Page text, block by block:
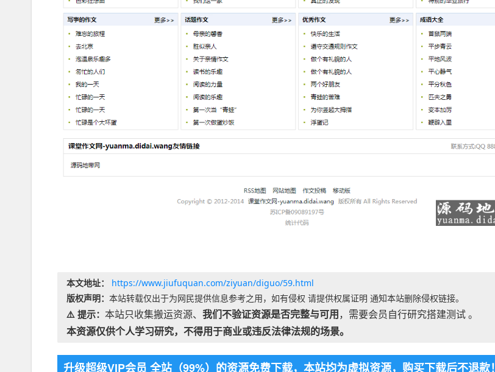
本文地址：
https://www.jiufuquan.com/ziyuan/diguo/59.html
版权声明： 本站转载仅出于为网民提供信息参考之用，如有侵权 请提供权属证明 通知本站删除侵权链接。
⚠️ 提示： 本站只收集搬运资源、 我们不验证资源是否完整与可用，需要会员自行研究搭建测试 。
本资源仅供个人学习研究，不得用于商业或违反法律法规的场景。
升级超级VIP会员 全站（99%）的资源免费下载，本站均为虚拟资源，购买下载后不退款！